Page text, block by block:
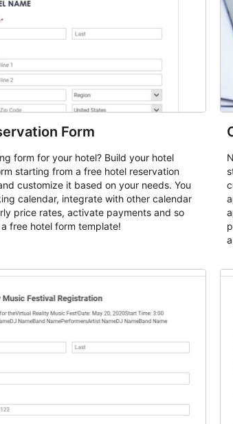
Form
form for your hotel? Build your hotel
starting from a free hotel reservation
customize it based on your needs. You
calendar, integrate with other calendar
price rates, activate payments and so
free hotel form template!